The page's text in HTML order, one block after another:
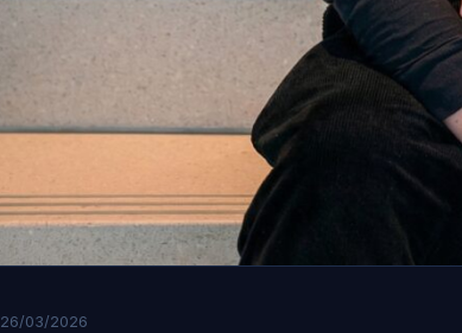
26/03/2026